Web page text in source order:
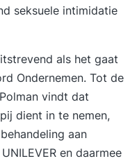
seksuele intimidatie
als het gaat
Ondernemen. Tot de
vindt dat
dient in te nemen,
aan
en daarmee